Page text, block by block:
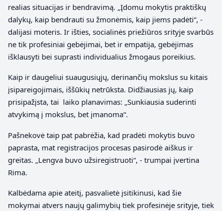
realias situacijas ir bendravimą. „Įdomu mokytis praktiškų
dalykų, kaip bendrauti su žmonėmis, kaip jiems padėti“, ‑
dalijasi moteris. Ir išties, socialinės priežiūros srityje svarbūs
ne tik profesiniai gebėjimai, bet ir empatija, gebėjimas
išklausyti bei suprasti individualius žmogaus poreikius.
Kaip ir daugeliui suaugusiųjų, derinančių mokslus su kitais
įsipareigojimais, iššūkių netrūksta. Didžiausias jų, kaip
prisipažįsta, tai laiko planavimas: „Sunkiausia suderinti
atvykimą į mokslus, bet įmanoma“.
Pašnekovė taip pat pabrėžia, kad pradėti mokytis buvo
paprasta, mat registracijos procesas pasirodė aiškus ir
greitas. „Lengva buvo užsiregistruoti“, ‑ trumpai įvertina
Rima.
Kalbėdama apie ateitį, pasvalietė įsitikinusi, kad šie
mokymai atvers naujų galimybių tiek profesinėje srityje, tiek